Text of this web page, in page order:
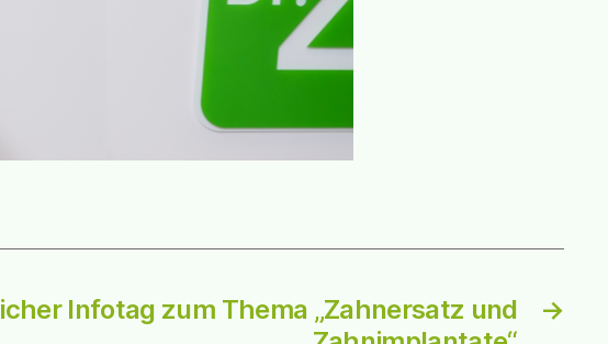
→
Infotag zum Thema „Zahnersatz und